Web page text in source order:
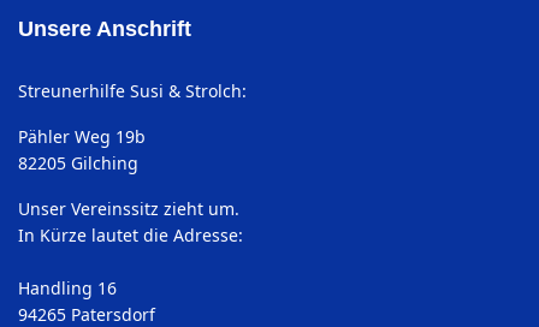
Unsere Anschrift
Streunerhilfe Susi & Strolch:
Pähler Weg 19b
82205 Gilching
Unser Vereinssitz zieht um.
In Kürze lautet die Adresse:
Handling 16
94265 Patersdorf